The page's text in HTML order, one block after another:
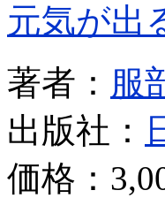
元気が出
著者： 服
出版社：
価格：